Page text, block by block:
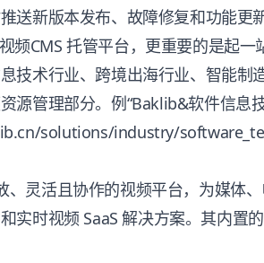
送新版本发布、故障修复和功能更
频CMS 托管平台，更重要的是起一
技术行业、跨境出海行业、智能制
源管理部分。例“Baklib&软件信息技
solutions/industry/
、灵活且协作的视频平台，为媒体
实时视频 SaaS 解决方案。其内置